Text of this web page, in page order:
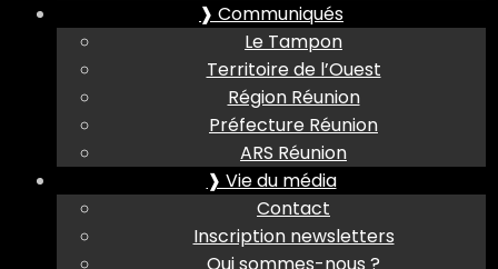
❱ Communiqués
Le Tampon
Territoire de l’Ouest
Région Réunion
Préfecture Réunion
ARS Réunion
❱ Vie du média
Contact
Inscription newsletters